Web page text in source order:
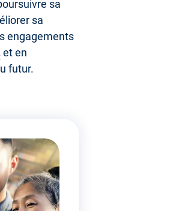
sa
sa
engagements
et en
futur.